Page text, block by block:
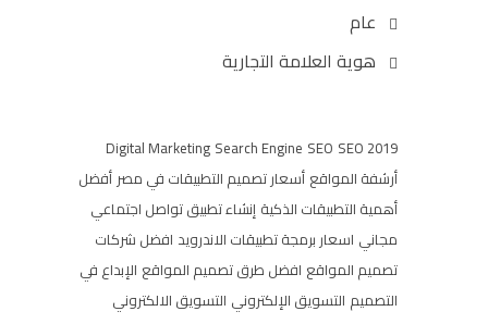
عام
هوية العلامة التجارية
Digital Marketing Search Engine SEO SEO 2019
أرشفة المواقع أسعار تصميم التطبيقات في مصر أفضل
أهمية التطبيقات الذكية إنشاء تطبيق تواصل اجتماعي
مجاني اسعار برمجة تطبيقات الاندرويد افضل شركات
تصميم المواقع افضل طرق تصميم المواقع الإبداع في
التصميم التسويق الإلكتروني التسويق الالكتروني